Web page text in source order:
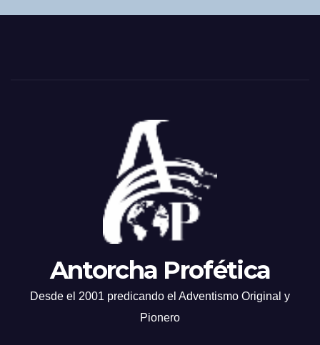
Antorcha Profética
Desde el 2001 predicando el Adventismo Original y
Pionero